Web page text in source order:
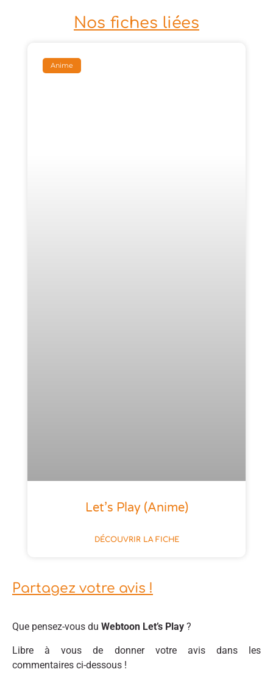
Nos fiches liées
Anime
Let’s Play (anime)
DÉCOUVRIR LA FICHE
Partagez votre avis !
Que pensez-vous du Webtoon Let’s Play ?
Libre à vous de donner votre avis dans les
commentaires ci-dessous !